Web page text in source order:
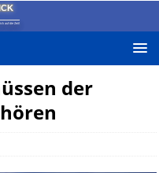
auf die Zeit!
der